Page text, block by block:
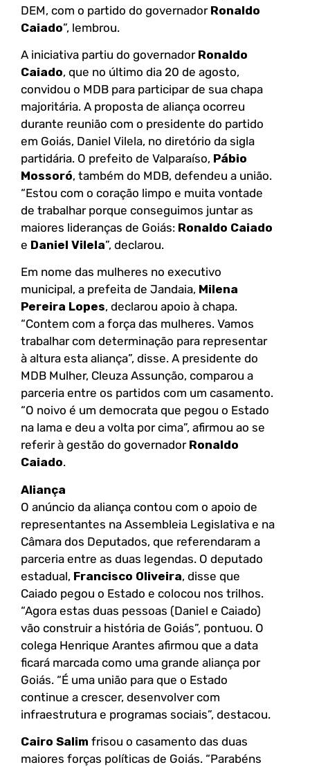
DEM, com o partido do governador Ronaldo
Caiado”, lembrou.
A iniciativa partiu do governador Ronaldo
Caiado, que no último dia 20 de agosto,
convidou o MDB para participar de sua chapa
majoritária. A proposta de aliança ocorreu
durante reunião com o presidente do partido
em Goiás, Daniel Vilela, no diretório da sigla
partidária. O prefeito de Valparaíso, Pábio
Mossoró, também do MDB, defendeu a união.
“Estou com o coração limpo e muita vontade
de trabalhar porque conseguimos juntar as
maiores lideranças de Goiás: Ronaldo Caiado
e Daniel Vilela”, declarou.
Em nome das mulheres no executivo
municipal, a prefeita de Jandaia, Milena
Pereira Lopes, declarou apoio à chapa.
“Contem com a força das mulheres. Vamos
trabalhar com determinação para representar
à altura esta aliança”, disse. A presidente do
MDB Mulher, Cleuza Assunção, comparou a
parceria entre os partidos com um casamento.
“O noivo é um democrata que pegou o Estado
na lama e deu a volta por cima”, afirmou ao se
referir à gestão do governador Ronaldo
Caiado.
Aliança
O anúncio da aliança contou com o apoio de
representantes na Assembleia Legislativa e na
Câmara dos Deputados, que referendaram a
parceria entre as duas legendas. O deputado
estadual, Francisco Oliveira, disse que
Caiado pegou o Estado e colocou nos trilhos.
“Agora estas duas pessoas (Daniel e Caiado)
vão construir a história de Goiás”, pontuou. O
colega Henrique Arantes afirmou que a data
ficará marcada como uma grande aliança por
Goiás. “É uma união para que o Estado
continue a crescer, desenvolver com
infraestrutura e programas sociais”, destacou.
Cairo Salim frisou o casamento das duas
maiores forças políticas de Goiás. “Parabéns